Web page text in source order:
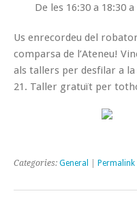
De les 16:30 a 18:30
Us enrecordeu del
comparsa de l’Ateneu!
als tallers per desfilar a
21. Taller gratuït per
Categories: General Permalink